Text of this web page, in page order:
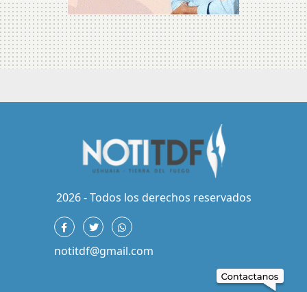
2026 - Todos los derechos reservados
notitdf@gmail.com